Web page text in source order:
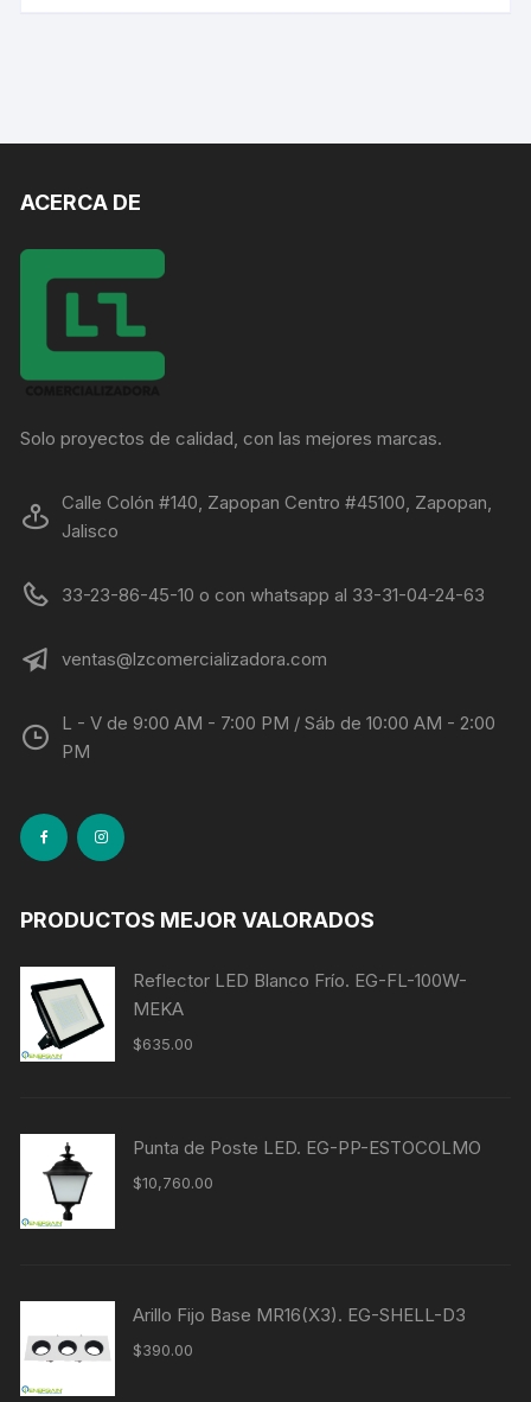
ACERCA DE
Solo proyectos de calidad, con las mejores marcas.
Calle Colón #140, Zapopan Centro #45100, Zapopan,
Jalisco
33-23-86-45-10 o con whatsapp al 33-31-04-24-63
ventas@lzcomercializadora.com
L - V de 9:00 AM - 7:00 PM / Sáb de 10:00 AM - 2:00
PM
PRODUCTOS MEJOR VALORADOS
Reflector LED Blanco Frío. EG-FL-100W-
MEKA
$635.00
Punta de Poste LED. EG-PP-ESTOCOLMO
$10,760.00
Arillo Fijo Base MR16(X3). EG-SHELL-D3
$390.00